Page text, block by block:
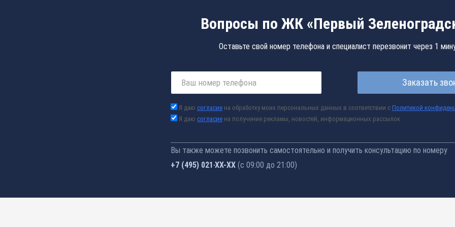
Вопросы по ЖК «Первый
Оставьте свой номер телефона и специалист перезвонит через 1
Заказать
Я даю согласие на обработку моих персональных данных в соответствии с Политикой
Я даю согласие на получение рекламы, новостей, информационных рассылок
Вы также можете позвонить самостоятельно и получить консультацию по номеру
+7 (495) 021-41-76 (с 09:00 до 21:00)